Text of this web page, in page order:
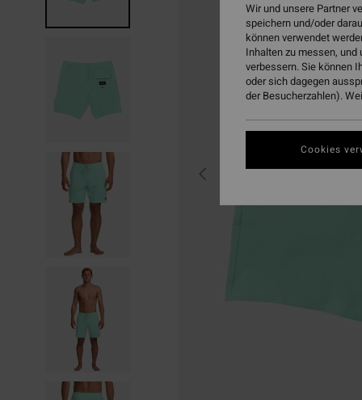
Wir und unsere Partner
speichern und/oder
können verwendet
Inhalten zu messen, und
verbessern. Sie können
oder sich dagegen
der Besucherzahlen).
Cookies